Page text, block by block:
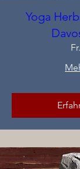
Yoga